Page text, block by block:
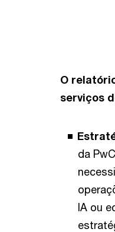
O
serviços
da
IA ou